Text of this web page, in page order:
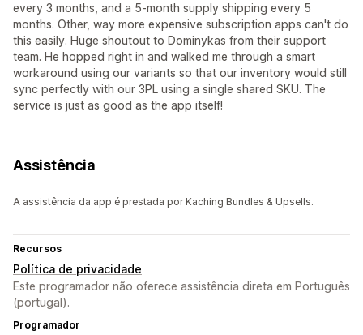
every 3 months, and a 5-month supply shipping every 5
months. Other, way more expensive subscription apps can't do
this easily. Huge shoutout to Dominykas from their support
team. He hopped right in and walked me through a smart
workaround using our variants so that our inventory would still
sync perfectly with our 3PL using a single shared SKU. The
service is just as good as the app itself!
Assistência
A assistência da app é prestada por Kaching Bundles & Upsells.
Recursos
Política de privacidade
Este programador não oferece assistência direta em Português
(portugal).
Programador